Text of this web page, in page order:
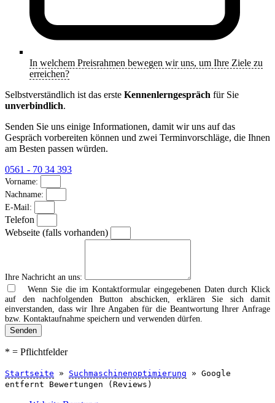
In welchem Preisrahmen bewegen wir uns, um Ihre Ziele zu
erreichen?
Selbstverständlich ist das erste Kennenlerngespräch für Sie
unverbindlich.
Senden Sie uns einige Informationen, damit wir uns auf das
Gespräch vorbereiten können und zwei Terminvorschläge, die Ihnen
am Besten passen würden.
0561 - 70 34 393
Vorname:
Nachname:
E-Mail:
Telefon
Webseite (falls vorhanden)
Ihre Nachricht an uns:
Wenn Sie die im Kontaktformular eingegebenen Daten durch Klick
auf den nachfolgenden Button abschicken, erklären Sie sich damit
einverstanden, dass wir Ihre Angaben für die Beantwortung Ihrer Anfrage
bzw. Kontaktaufnahme speichern und verwenden dürfen.
Senden
* = Pflichtfelder
Startseite » Suchmaschinenoptimierung » Google
entfernt Bewertungen (Reviews)